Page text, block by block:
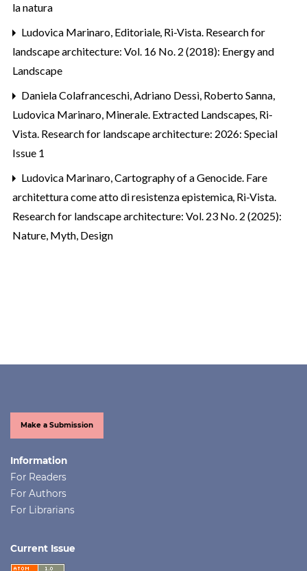
la natura
Ludovica Marinaro, Editoriale, Ri-Vista. Research for
landscape architecture: Vol. 16 No. 2 (2018): Energy and
Landscape
Daniela Colafranceschi, Adriano Dessì, Roberto Sanna,
Ludovica Marinaro, Minerale. Extracted Landscapes, Ri-
Vista. Research for landscape architecture: 2026: Special
Issue 1
Ludovica Marinaro,Cartography of a Genocide. Fare
architettura come atto di resistenza epistemica, Ri-Vista.
Research for landscape architecture: Vol. 23 No. 2 (2025):
Nature, Myth, Design
Make a Submission
Information
For Readers
For Authors
For Librarians
Current Issue